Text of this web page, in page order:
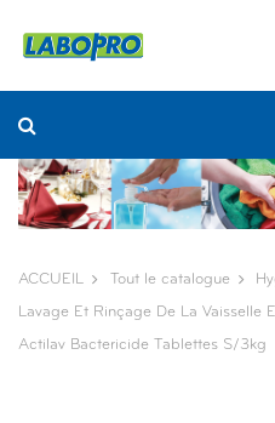
ACCUEIL Tout le catalogue
Lavage Et Rinçage De La Vaisselle
Actilav Bactericide Tablettes S/3kg